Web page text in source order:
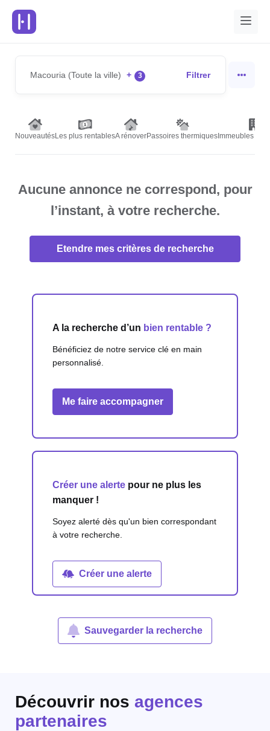
Macouria (Toute la ville) + 3 Filtrer
NouveautésLes plus rentablesA rénoverPassoires thermiques Immeubles de
Aucune annonce ne correspond, pour
l’instant, à votre recherche.
Etendre mes critères de recherche
A la recherche d’un bien rentable ?
Bénéficiez de notre service clé en main
personnalisé.
Me faire accompagner
Créer une alerte pour ne plus les
manquer !
Soyez alerté dès qu'un bien correspondant
à votre recherche.
Créer une alerte
Sauvegarder la recherche
Découvrir nos agences
partenaires